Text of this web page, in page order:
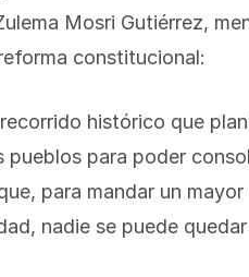
Mosri Gutiérrez,
constitucional:
histórico que
pueblos para poder
para mandar un
nadie se puede